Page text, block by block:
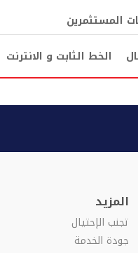
المستثمرين
الخط الثابت و الانترنت
المزيد
تجنب الإحتيال
جودة الخدمة